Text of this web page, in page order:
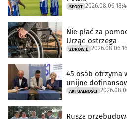
SPORT 2026.08.06
Nie płać za
Urząd ostrzega
ZDROWIE 2026.08.06
45 osób otrzyma
unijne
AKTUALNOŚCI
Rusza